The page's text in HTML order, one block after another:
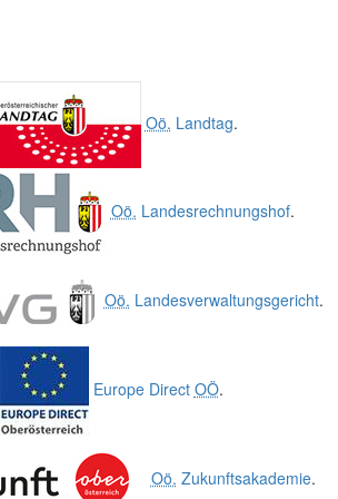
Oö. Landtag.
Oö. Landesrechnungshof.
Oö. Landesverwaltungsgericht.
Europe Direct OÖ.
Oö. Zukunftsakademie.